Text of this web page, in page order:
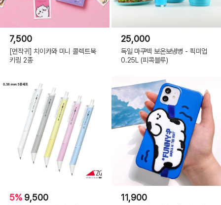
7,500
[먼작귀] 치이카와 미니 콜렉트북
키링 2종
25,000
독일 마쿠텍 보온보냉병 - 픽미업
0.25L (피콕블루)
5% 9,500 11,900